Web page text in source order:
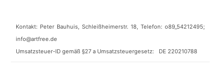
Kontakt: Peter Bauhuis, Schleißheimerstr. 18, Telefon: o89_54212495;
info@artfree.de
Umsatzsteuer-ID gemäß §27 a Umsatzsteuergesetz: DE 220210788